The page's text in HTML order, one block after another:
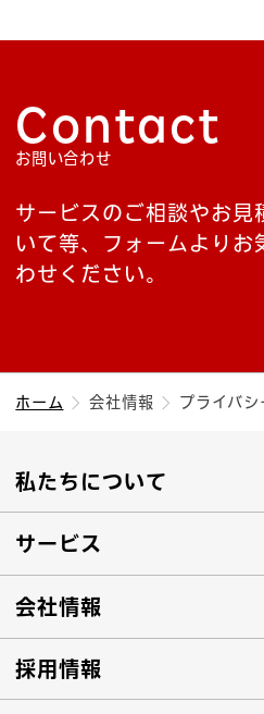
Contact
お問い合わせ
サービスのご相談やお見
いて等、フォームよりお
わせください。
ホーム 会社情報 プライバシ
私たちについて
サービス
会社情報
採用情報